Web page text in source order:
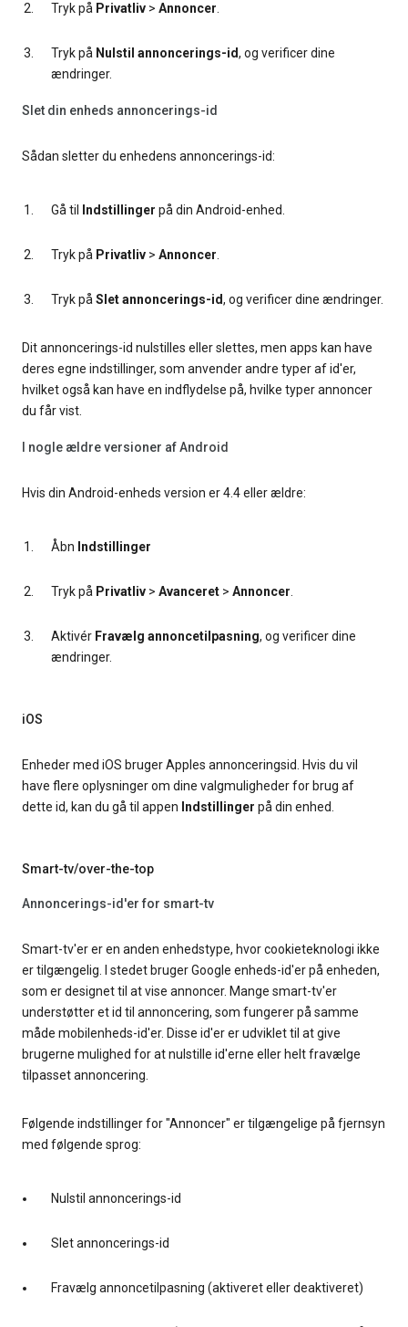
Tryk på Privatliv > Annoncer.
Tryk på Nulstil annoncerings-id, og verificer dine
ændringer.
Slet din enheds annoncerings-id
Sådan sletter du enhedens annoncerings-id:
Gå til Indstillinger på din Android-enhed.
Tryk på Privatliv > Annoncer.
Tryk påSlet annoncerings-id, og verificer dine ændringer.
Dit annoncerings-id nulstilles eller slettes, men apps kan have
deres egne indstillinger, som anvender andre typer af id'er,
hvilket også kan have en indflydelse på, hvilke typer annoncer
du får vist.
I nogle ældre versioner af Android
Hvis din Android-enheds version er 4.4 eller ældre:
Åbn Indstillinger
Tryk på Privatliv > Avanceret > Annoncer.
Aktivér Fravælg annoncetilpasning, og verificer dine
ændringer.
iOS
Enheder med iOS bruger Apples annonceringsid. Hvis du vil
have flere oplysninger om dine valgmuligheder for brug af
dette id, kan du gå til appen Indstillinger på din enhed.
Smart-tv/over-the-top
Annoncerings-id'er for smart-tv
Smart-tv'er er en anden enhedstype, hvor cookieteknologi ikke
er tilgængelig. I stedet bruger Google enheds-id'er på enheden,
som er designet til at vise annoncer. Mange smart-tv'er
understøtter et id til annoncering, som fungerer på samme
måde mobilenheds-id'er. Disse id'er er udviklet til at give
brugerne mulighed for at nulstille id'erne eller helt fravælge
tilpasset annoncering.
Følgende indstillinger for "Annoncer" er tilgængelige på fjernsyn
med følgende sprog:
Nulstil annoncerings-id
Slet annoncerings-id
Fravælg annoncetilpasning (aktiveret eller deaktiveret)